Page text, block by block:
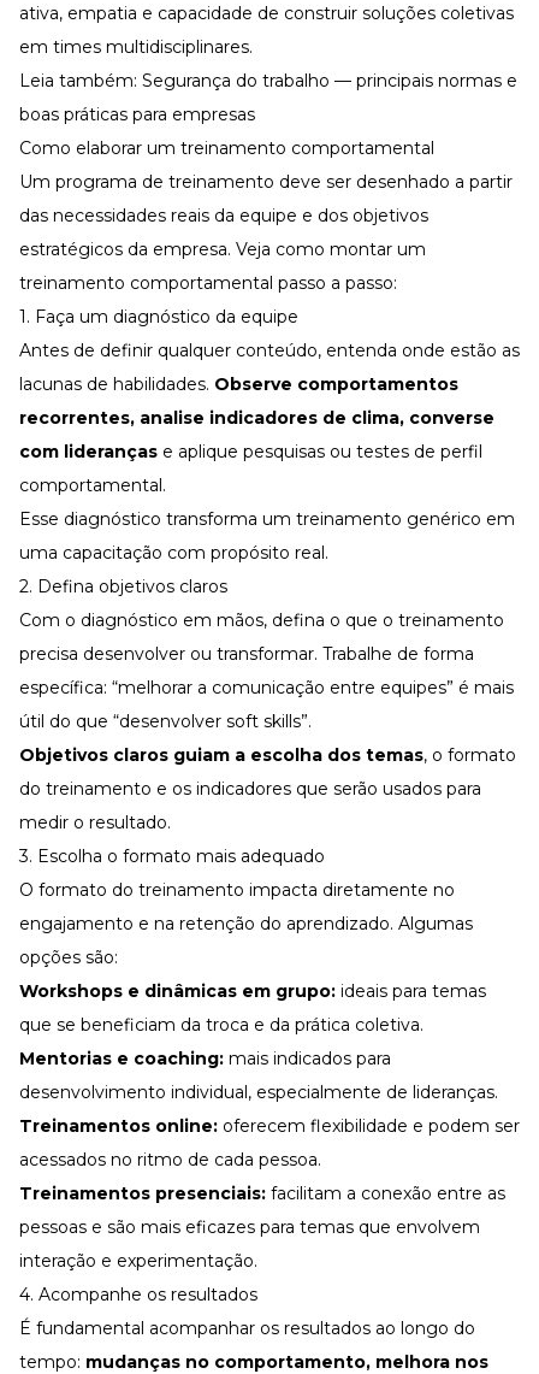
ativa, empatia e capacidade de construir soluções coletivas
em times multidisciplinares.
Leia também: Segurança do trabalho — principais normas e
boas práticas para empresas
Como elaborar um treinamento comportamental
Um programa de treinamento deve ser desenhado a partir
das necessidades reais da equipe e dos objetivos
estratégicos da empresa. Veja como montar um
treinamento comportamental passo a passo:
1. Faça um diagnóstico da equipe
Antes de definir qualquer conteúdo, entenda onde estão as
lacunas de habilidades. Observe comportamentos
recorrentes, analise indicadores de clima, converse
com lideranças e aplique pesquisas ou testes de perfil
comportamental.
Esse diagnóstico transforma um treinamento genérico em
uma capacitação com propósito real.
2. Defina objetivos claros
Com o diagnóstico em mãos, defina o que o treinamento
precisa desenvolver ou transformar. Trabalhe de forma
específica: “melhorar a comunicação entre equipes” é mais
útil do que “desenvolver soft skills”.
Objetivos claros guiam a escolha dos temas, o formato
do treinamento e os indicadores que serão usados para
medir o resultado.
3. Escolha o formato mais adequado
O formato do treinamento impacta diretamente no
engajamento e na retenção do aprendizado. Algumas
opções são:
Workshops e dinâmicas em grupo: ideais para temas
que se beneficiam da troca e da prática coletiva.
Mentorias e coaching: mais indicados para
desenvolvimento individual, especialmente de lideranças.
Treinamentos online: oferecem flexibilidade e podem ser
acessados no ritmo de cada pessoa.
Treinamentos presenciais: facilitam a conexão entre as
pessoas e são mais eficazes para temas que envolvem
interação e experimentação.
4. Acompanhe os resultados
É fundamental acompanhar os resultados ao longo do
tempo: mudanças no comportamento, melhora nos